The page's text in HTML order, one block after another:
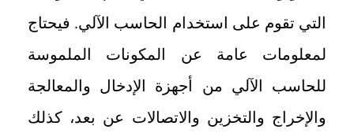
التي تقوم على استخدام الحاسب الآلي. فيحتاج
لمعلومات عامة عن المكونات الملموسة
للحاسب الآلي من أجهزة الإدخال والمعالجة
والإخراج والتخزين والاتصالات عن بعد، كذلك